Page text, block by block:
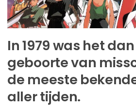
In 1979 was het
geboorte van
de meeste
aller tijden.